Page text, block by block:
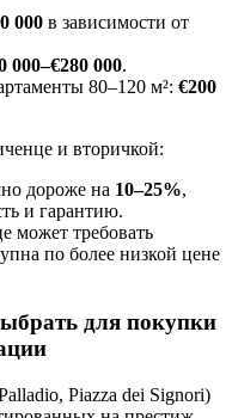
000 в зависимости от
000–€280 000.
80–120 м²: €200
и вторичкой:
дороже на 10–25%,
и гарантию.
может требовать
по более низкой цене
для покупки
Piazza dei Signori)